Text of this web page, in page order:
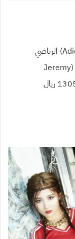
(Adidas) الرياضي
(Jeremy
Scott) ويصل قيمته إلى 348$ (أي ما يقارب الـ 1305 ريال